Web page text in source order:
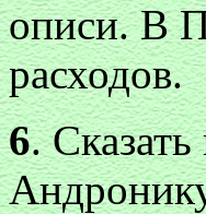
описи. В
расходов.
6.